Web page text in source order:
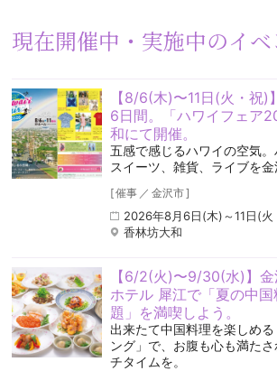
現在開催中・実施中のイベ
【8/6(木)〜11日(火・祝)
6日間。「ハワイフェア
和にて開催。
五感で感じるハワイの空気️。
スイーツ、雑貨、ライブを金
[催事 ／ 金沢市]
2026年8月6日(木)～11日(火
香林坊大和
【6/2(火)〜9/30(水)】
ホテル 犀江で「夏の中
題」を満喫しよう。
出来たて中国料理を楽しめ
ング」で、お腹も心も満た
チタイムを。